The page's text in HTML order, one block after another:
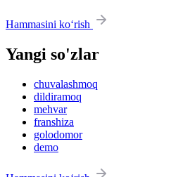
Hammasini ko‘rish
Yangi so'zlar
chuvalashmoq
dildiramoq
mehvar
franshiza
golodomor
demo